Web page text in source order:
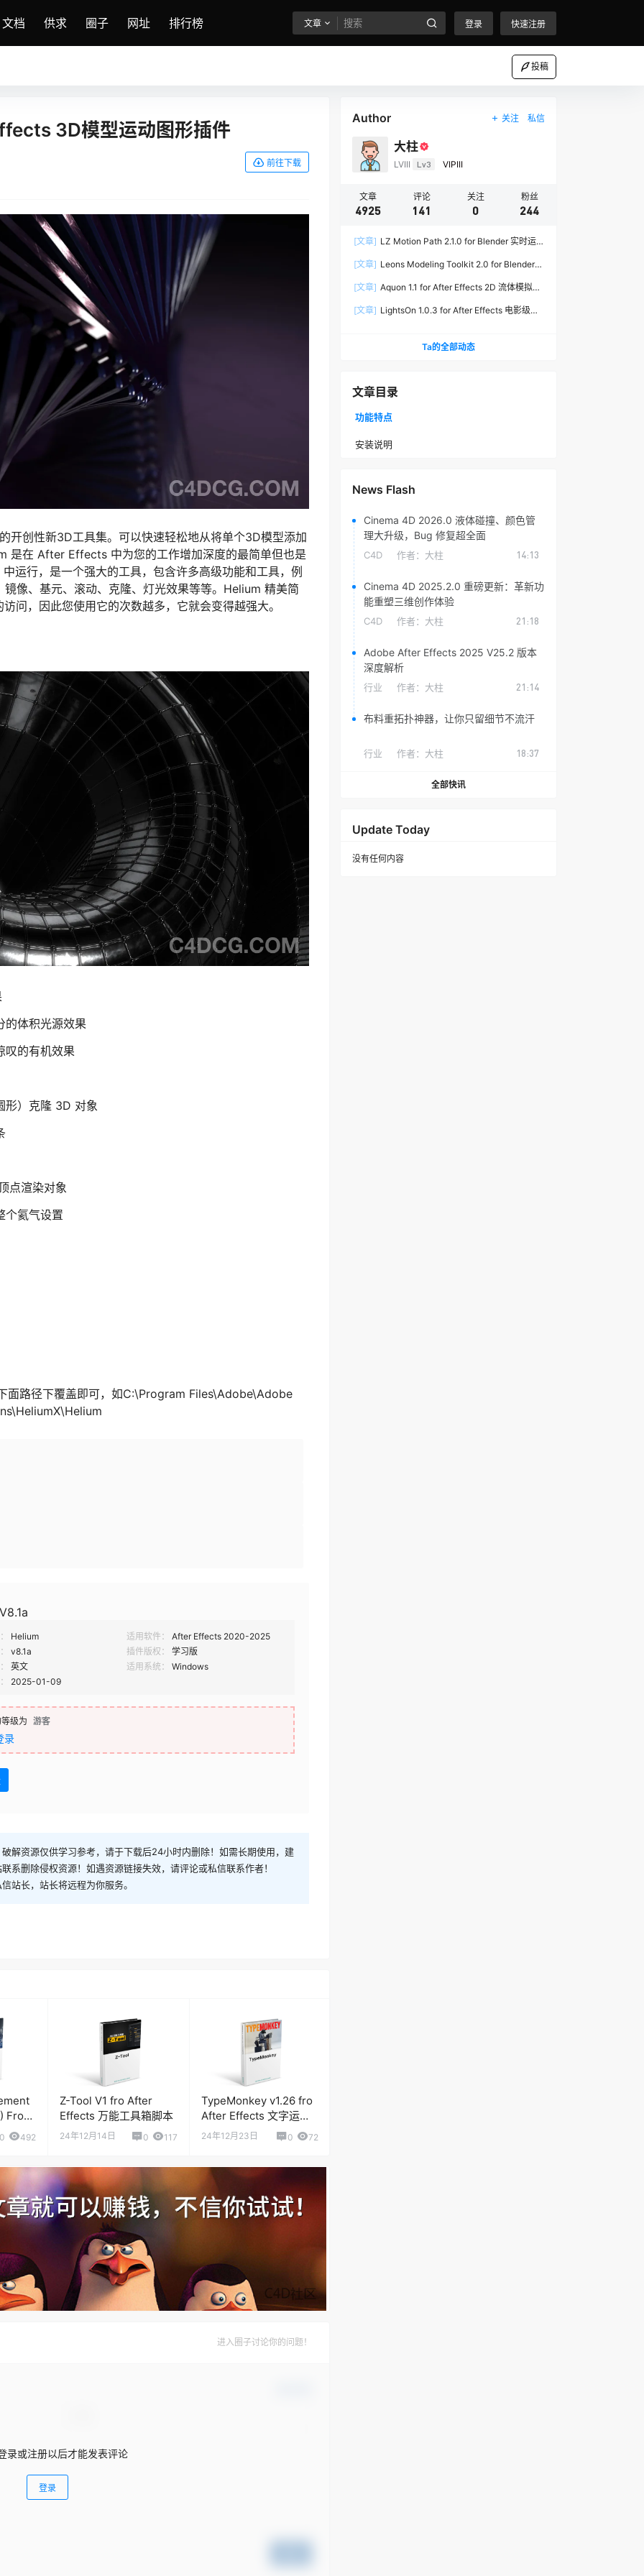
文档 供求 圈子 网址 排行榜 文章 登录 快速注册
投稿
3D模型运动图形插件
前往下载
创性新3D工具集。可以快速轻松地从将单个3D模型添加
是在 After Effects 中为您的工作增加深度的最简单但也是
运行，是一个强大的工具，包含许多高级功能和工具，例
像、基元、滚动、克隆、灯光效果等等。Helium 精美简
问，因此您使用它的次数越多，它就会变得越强大。
的体积光源效果
叹的有机效果
形）克隆 3D 对象
点渲染对象
个氦气设置
面路径下覆盖即可，如C:\Program Files\Adobe\Adobe
Helium 适用软件：
After Effects 2020-2025
v8.1a 插件版权：
学习版
英文 适用系统：
Windows
2025-01-09
级为 游客
录
解资源仅供学习参考，请于下载后24小时内删除！如需长期使用，建
系删除侵权资源！如遇资源链接失效，请评论或私信联系作者！
站长，站长将远程为你服务。
Fro
件
0 492
Z-Tool V1 fro After
Effects 万能工具箱脚本
24年12月14日 0 117
TypeMonkey v1.26 fro
After Effects 文字运动
排版脚本
24年12月23日 0 72
进入圈子讨论你的问题！
录或注册以后才能发表评论
登录
Author 关注 私信
大柱
LVIII Lv3 VIPIII
文章
4925
评论
141
关注
0
粉丝
244
[文章] LZ Motion Path 2.1.0 for Blender 实时运
[文章] Leons Modeling Toolkit 2.0 for Blender
[文章] Aquon 1.1 for After Effects 2D 流体模拟插
[文章] LightsOn 1.0.3 for After Effects 电影级镜
Ta的全部动态
文章目录
功能特点
安装说明
News Flash
Cinema 4D 2026.0 液体碰撞、颜色管
理大升级，Bug 修复超全面
C4D 作者： 大柱 14:13
Cinema 4D 2025.2.0 重磅更新：革新功
能重塑三维创作体验
C4D 作者： 大柱 21:18
Adobe After Effects 2025 V25.2 版本
深度解析
行业 作者： 大柱 21:14
布料重拓扑神器，让你只留细节不流汗
行业 作者： 大柱 18:37
全部快讯
Update Today
没有任何内容